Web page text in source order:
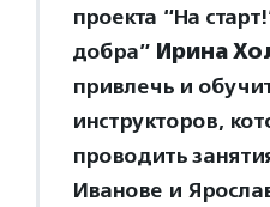
проекта “На
добра” Ирина
привлечь и
инструкторов,
проводить
Иванове и